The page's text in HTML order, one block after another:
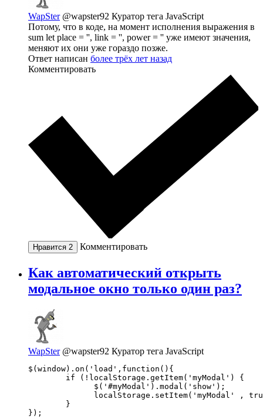
WapSter @wapster92 Куратор тега JavaScript
Потому, что в коде, на момент исполнения выражения в
sum let place = '', link = '', power = '' уже имеют значения,
меняют их они уже гораздо позже.
Ответ написан более трёх лет назад
Комментировать
Нравится 2 Комментировать
Как автоматический открыть
модальное окно только один раз?
WapSter @wapster92 Куратор тега JavaScript
$(window).on('load',function(){
        if (!localStorage.getItem('myModal') {
              $('#myModal').modal('show');
localStorage.setItem('myModal' ,
        }
});